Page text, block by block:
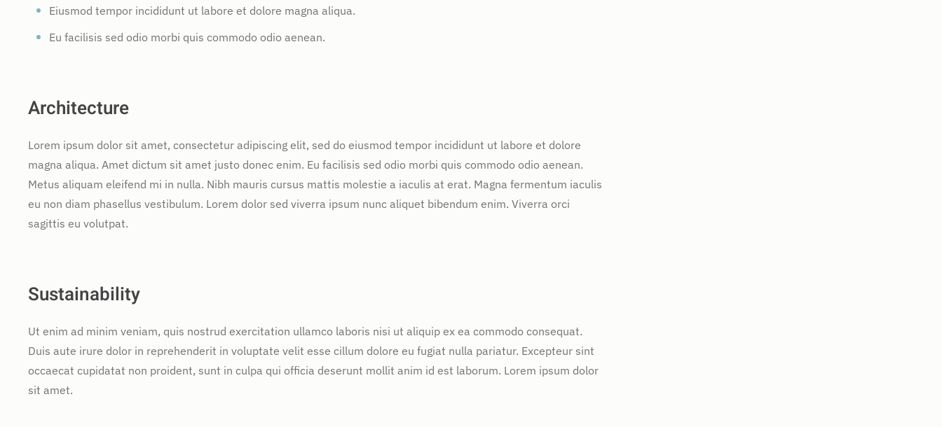
Eiusmod tempor incididunt ut labore et dolore magna aliqua.
Eu facilisis sed odio morbi quis commodo odio aenean.
Architecture
Lorem ipsum dolor sit amet, consectetur adipiscing elit, sed do eiusmod tempor incididunt ut labore et dolore
magna aliqua. Amet dictum sit amet justo donec enim. Eu facilisis sed odio morbi quis commodo odio aenean.
Metus aliquam eleifend mi in nulla. Nibh mauris cursus mattis molestie a iaculis at erat. Magna fermentum iaculis
eu non diam phasellus vestibulum. Lorem dolor sed viverra ipsum nunc aliquet bibendum enim. Viverra orci
sagittis eu volutpat.
Sustainability
Ut enim ad minim veniam, quis nostrud exercitation ullamco laboris nisi ut aliquip ex ea commodo consequat.
Duis aute irure dolor in reprehenderit in voluptate velit esse cillum dolore eu fugiat nulla pariatur. Excepteur sint
occaecat cupidatat non proident, sunt in culpa qui officia deserunt mollit anim id est laborum. Lorem ipsum dolor
sit amet.